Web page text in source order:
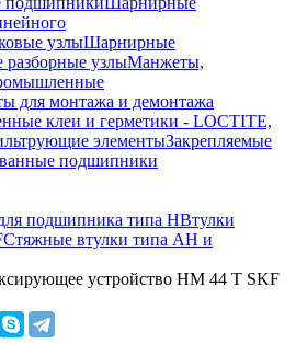
узлыШарнирные
узлыМанжеты,
для монтажа и демонтажа
клеи и герметики - LOCTITE,
элементыЗакрепляемые
подшипники
подшипника типа HВтулки
Стяжные втулки типа AH и
устройство HM 44 T SKF